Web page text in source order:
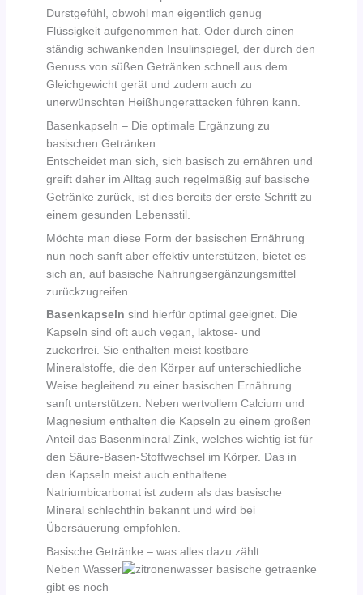
Durstgefühl, obwohl man eigentlich genug
Flüssigkeit aufgenommen hat. Oder durch einen
ständig schwankenden Insulinspiegel, der durch den
Genuss von süßen Getränken schnell aus dem
Gleichgewicht gerät und zudem auch zu
unerwünschten Heißhungerattacken führen kann.
Basenkapseln – Die optimale Ergänzung zu
basischen Getränken
Entscheidet man sich, sich basisch zu ernähren und
greift daher im Alltag auch regelmäßig auf basische
Getränke zurück, ist dies bereits der erste Schritt zu
einem gesunden Lebensstil.
Möchte man diese Form der basischen Ernährung
nun noch sanft aber effektiv unterstützen, bietet es
sich an, auf basische Nahrungsergänzungsmittel
zurückzugreifen.
Basenkapselnsind hierfür optimal geeignet. Die
Kapseln sind oft auch vegan, laktose- und
zuckerfrei. Sie enthalten meist kostbare
Mineralstoffe, die den Körper auf unterschiedliche
Weise begleitend zu einer basischen Ernährung
sanft unterstützen. Neben wertvollem Calcium und
Magnesium enthalten die Kapseln zu einem großen
Anteil das Basenmineral Zink, welches wichtig ist für
den Säure-Basen-Stoffwechsel im Körper. Das in
den Kapseln meist auch enthaltene
Natriumbicarbonat ist zudem als das basische
Mineral schlechthin bekannt und wird bei
Übersäuerung empfohlen.
Basische Getränke – was alles dazu zählt
Neben Wasser
gibt es noch